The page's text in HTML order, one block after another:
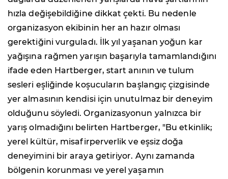
hızla değişebildiğine dikkat çekti. Bu nedenle
organizasyon ekibinin her an hazır olması
gerektiğini vurguladı. İlk yıl yaşanan yoğun kar
yağışına rağmen yarışın başarıyla tamamlandığını
ifade eden Hartberger, start anının ve tulum
sesleri eşliğinde koşucuların başlangıç çizgisinde
yer almasının kendisi için unutulmaz bir deneyim
olduğunu söyledi. Organizasyonun yalnızca bir
yarış olmadığını belirten Hartberger, "Bu etkinlik;
yerel kültür, misafirperverlik ve eşsiz doğa
deneyimini bir araya getiriyor. Aynı zamanda
bölgenin korunması ve yerel yaşamın